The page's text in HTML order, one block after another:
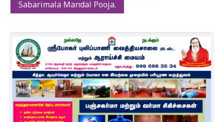
Sabarimala Mandal Pooja.